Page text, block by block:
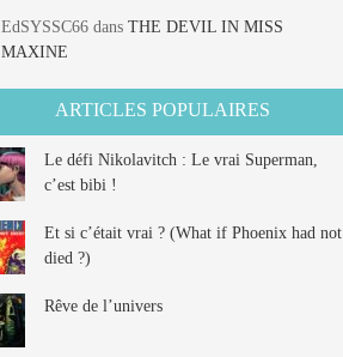
EdSYSSC66 dansTHE DEVIL IN MISS
MAXINE
ARTICLES POPULAIRES
Le défi Nikolavitch : Le vrai Superman,
c’est bibi !
Et si c’était vrai ? (What if Phoenix had not
died ?)
Rêve de l’univers